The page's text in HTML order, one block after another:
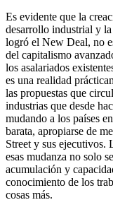
Es evidente que la
desarrollo industrial y
logró el New Deal, no
del capitalismo
los asalariados
es una realidad
las propuestas que
industrias que desde
mudando a los países
barata, apropiarse de
Street y sus ejecutivos.
esas mudanza no solo
acumulación y
conocimiento de los
cosas más.